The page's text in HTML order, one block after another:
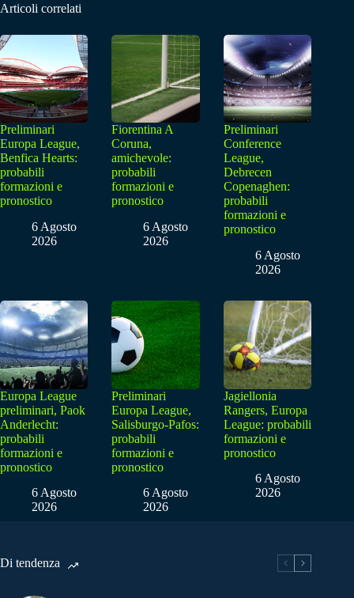
Articoli correlati
Preliminari
Europa League,
Benfica Hearts:
probabili
formazioni e
pronostico
6 Agosto
2026
Fiorentina A
Coruna,
amichevole:
probabili
formazioni e
pronostico
6 Agosto
2026
Preliminari
Conference
League,
Debrecen
Copenaghen:
probabili
formazioni e
pronostico
6 Agosto
2026
Europa League
preliminari, Paok
Anderlecht:
probabili
formazioni e
pronostico
6 Agosto
2026
Preliminari
Europa League,
Salisburgo-Pafos:
probabili
formazioni e
pronostico
6 Agosto
2026
Jagiellonia
Rangers, Europa
League: probabili
formazioni e
pronostico
6 Agosto
2026
Di tendenza